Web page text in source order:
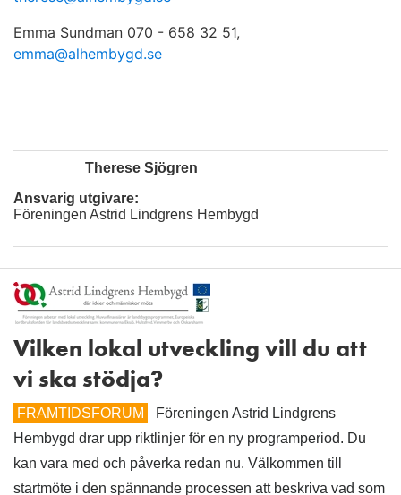
Emma Sundman 070 - 658 32 51,
emma@alhembygd.se
Therese Sjögren
Ansvarig utgivare:
Föreningen Astrid Lindgrens Hembygd
Vilken lokal utveckling vill du att
vi ska stödja?
FRAMTIDSFORUM
Föreningen Astrid Lindgrens
Hembygd drar upp riktlinjer för en ny programperiod. Du
kan vara med och påverka redan nu. Välkommen till
startmöte i den spännande processen att beskriva vad som